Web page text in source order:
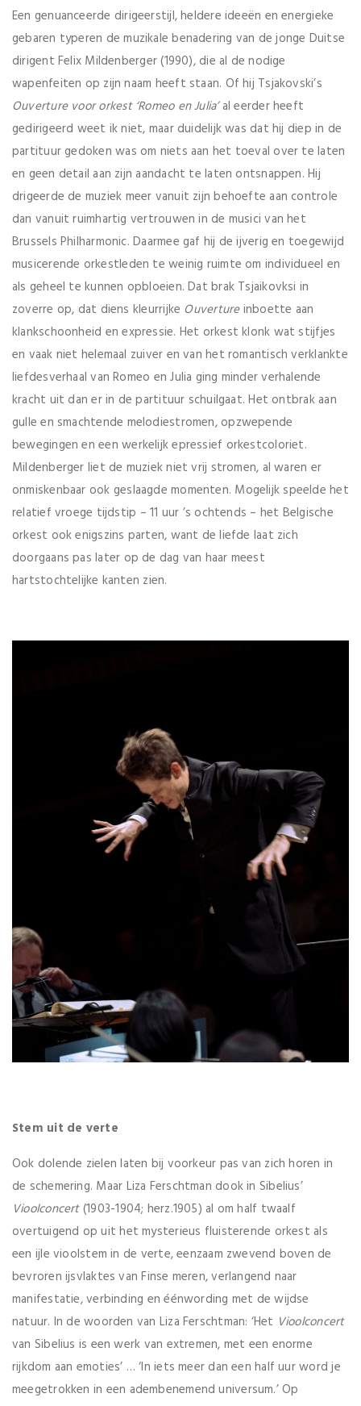
Een genuanceerde dirigeerstijl, heldere ideeën en energieke
gebaren typeren de muzikale benadering van de jonge Duitse
dirigent Felix Mildenberger (1990), die al de nodige
wapenfeiten op zijn naam heeft staan. Of hij Tsjakovski’s
Ouverture voor orkest ‘Romeo en Julia’al eerder heeft
gedirigeerd weet ik niet, maar duidelijk was dat hij diep in de
partituur gedoken was om niets aan het toeval over te laten
en geen detail aan zijn aandacht te laten ontsnappen. Hij
drigeerde de muziek meer vanuit zijn behoefte aan controle
dan vanuit ruimhartig vertrouwen in de musici van het
Brussels Philharmonic. Daarmee gaf hij de ijverig en toegewijd
musicerende orkestleden te weinig ruimte om individueel en
als geheel te kunnen opbloeien. Dat brak Tsjaikovksi in
zoverre op, dat diens kleurrijke Ouvertureinboette aan
klankschoonheid en expressie. Het orkest klonk wat stijfjes
en vaak niet helemaal zuiver en van het romantisch verklankte
liefdesverhaal van Romeo en Julia ging minder verhalende
kracht uit dan er in de partituur schuilgaat. Het ontbrak aan
gulle en smachtende melodiestromen, opzwepende
bewegingen en een werkelijk epressief orkestcoloriet.
Mildenberger liet de muziek niet vrij stromen, al waren er
onmiskenbaar ook geslaagde momenten. Mogelijk speelde het
relatief vroege tijdstip – 11 uur ’s ochtends – het Belgische
orkest ook enigszins parten, want de liefde laat zich
doorgaans pas later op de dag van haar meest
hartstochtelijke kanten zien.
Stem uit de verte
Ook dolende zielen laten bij voorkeur pas van zich horen in
de schemering. Maar Liza Ferschtman dook in Sibelius’
Vioolconcert(1903-1904; herz.1905) al om half twaalf
overtuigend op uit het mysterieus fluisterende orkest als
een ijle vioolstem in de verte, eenzaam zwevend boven de
bevroren ijsvlaktes van Finse meren, verlangend naar
manifestatie, verbinding en éénwording met de wijdse
natuur. In de woorden van Liza Ferschtman: ‘Het Vioolconcert
van Sibelius is een werk van extremen, met een enorme
rijkdom aan emoties’ … ‘In iets meer dan een half uur word je
meegetrokken in een adembenemend universum.’ Op